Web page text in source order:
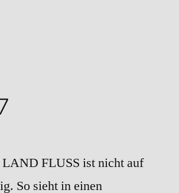
FLUSS ist nicht auf
So sieht in einen